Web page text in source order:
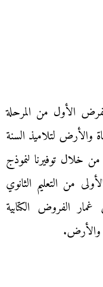
الأول من المرحلة
والأرض لتلاميذ السنة
04)، ونهدف من خلال توفيرنا لنموذج
من التعليم الثانوي
الفروض الكتابية
والأرض.